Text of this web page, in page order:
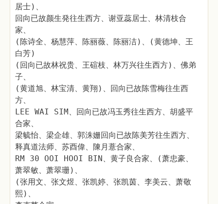
居士)、
回向已故颜生発往生西方、谢亚蕊居士、林清枝合
家、
(陈诗全、杨慧萍、陈丽薇、陈丽洁)、(黄德坤、王
白芳)
(回向已故林祝贵、王碹枝、林万兴往生西方)、佛弟
子、
(黄道旭、林宝清、黄翔)、回向已故陈雪梅往生西
方、
LEE WAI SIM、回向已故冯玉秀往生西方、胡盛平
合家、
梁毓怡、梁企雄、郭洙姗回向已故陈美芳往生西方、
释真道法师、苏酉偉、陳月薏合家、
RM 30 OOI HOOI BIN、黄子良合家、(萧忠豪、
萧翠敏、萧翠珊)、
(张用文、张文煜、张凯婷、张凯茵、李美云、萧敬
熙)、